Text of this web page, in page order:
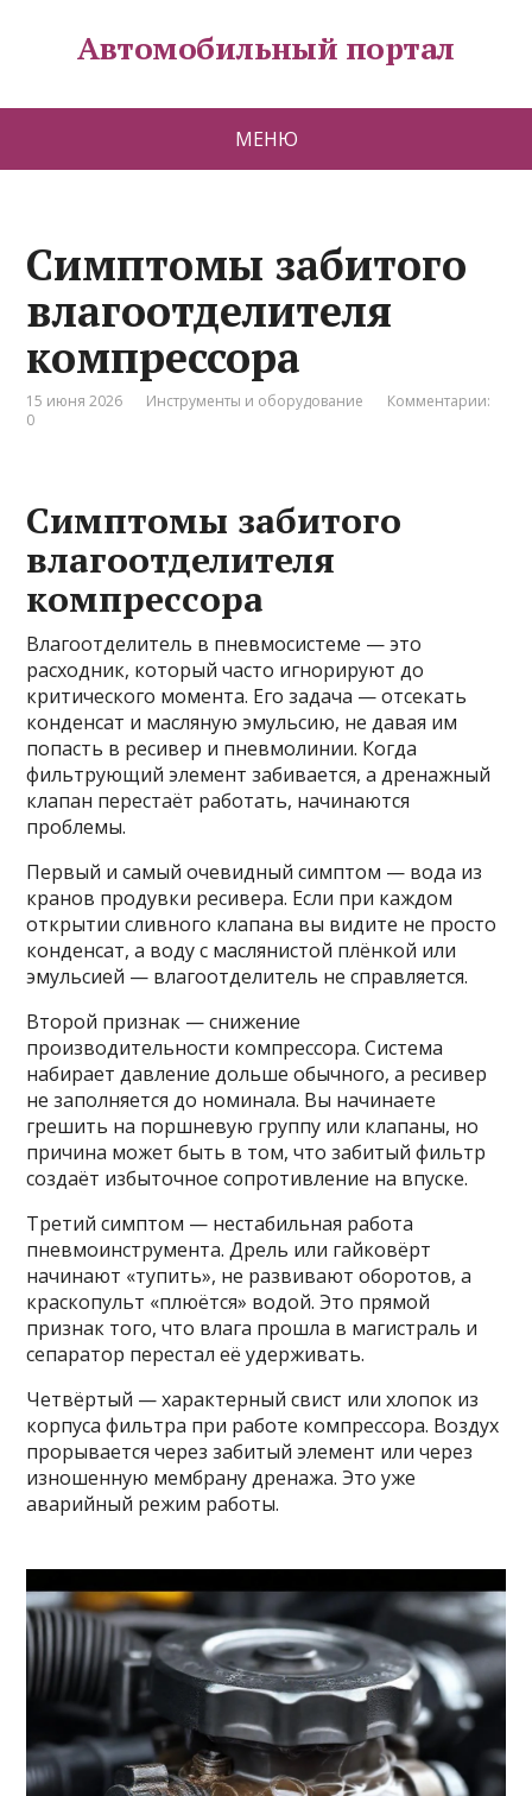
Автомобильный портал
МЕНЮ
Симптомы забитого
влагоотделителя
компрессора
15 июня 2026 Инструменты и оборудование
Комментарии:
0
Симптомы забитого
влагоотделителя
компрессора
Влагоотделитель в пневмосистеме — это
расходник, который часто игнорируют до
критического момента. Его задача — отсекать
конденсат и масляную эмульсию, не давая им
попасть в ресивер и пневмолинии. Когда
фильтрующий элемент забивается, а дренажный
клапан перестаёт работать, начинаются
проблемы.
Первый и самый очевидный симптом — вода из
кранов продувки ресивера. Если при каждом
открытии сливного клапана вы видите не просто
конденсат, а воду с маслянистой плёнкой или
эмульсией — влагоотделитель не справляется.
Второй признак — снижение
производительности компрессора. Система
набирает давление дольше обычного, а ресивер
не заполняется до номинала. Вы начинаете
грешить на поршневую группу или клапаны, но
причина может быть в том, что забитый фильтр
создаёт избыточное сопротивление на впуске.
Третий симптом — нестабильная работа
пневмоинструмента. Дрель или гайковёрт
начинают «тупить», не развивают оборотов, а
краскопульт «плюётся» водой. Это прямой
признак того, что влага прошла в магистраль и
сепаратор перестал её удерживать.
Четвёртый — характерный свист или хлопок из
корпуса фильтра при работе компрессора. Воздух
прорывается через забитый элемент или через
изношенную мембрану дренажа. Это уже
аварийный режим работы.